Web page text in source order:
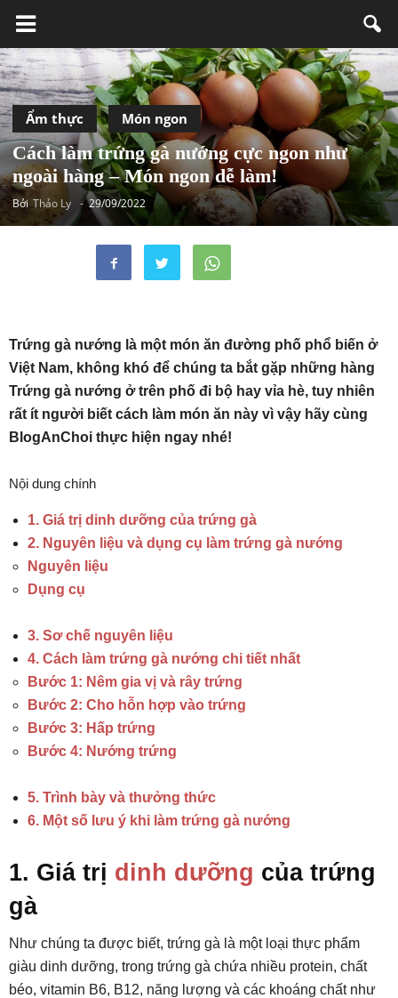
Ẩm thực Món ngon
Cách làm trứng gà nướng cực ngon như
ngoài hàng – Món ngon dễ làm!
Bởi Thảo Ly - 29/09/2022
Trứng gà nướng là một món ăn đường phố phổ biến ở
Việt Nam, không khó để chúng ta bắt gặp những hàng
Trứng gà nướng ở trên phố đi bộ hay vỉa hè, tuy nhiên
rất ít người biết cách làm món ăn này vì vậy hãy cùng
BlogAnChoi thực hiện ngay nhé!
Nội dung chính
1. Giá trị dinh dưỡng của trứng gà
2. Nguyên liệu và dụng cụ làm trứng gà nướng
Nguyên liệu
Dụng cụ
3. Sơ chế nguyên liệu
4. Cách làm trứng gà nướng chi tiết nhất
Bước 1: Nêm gia vị và rây trứng
Bước 2: Cho hỗn hợp vào trứng
Bước 3: Hấp trứng
Bước 4: Nướng trứng
5. Trình bày và thưởng thức
6. Một số lưu ý khi làm trứng gà nướng
1. Giá trị dinh dưỡng của trứng
gà
Như chúng ta được biết, trứng gà là một loại thực phẩm
giàu dinh dưỡng, trong trứng gà chứa nhiều protein, chất
béo, vitamin B6, B12, năng lượng và các khoáng chất như